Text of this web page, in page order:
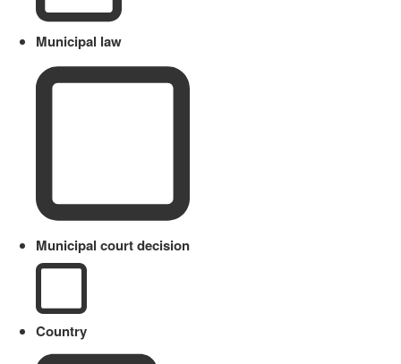
Municipal law
Municipal court decision
Country